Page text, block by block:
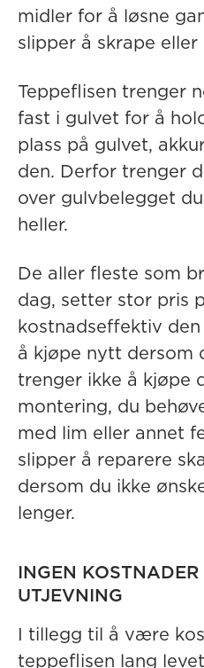
midler for å løsne
slipper å skrape eller
Teppeflisen trenger
fast i gulvet for å
plass på gulvet,
den. Derfor trenger
over gulvbelegget
heller.
De aller fleste som
dag, setter stor pris
kostnadseffektiv
å kjøpe nytt dersom
trenger ikke å kjøpe
montering, du
med lim eller annet
slipper å reparere
dersom du ikke
lenger.
INGEN
UTJEVNING
I tillegg til å være
teppeflisen lang